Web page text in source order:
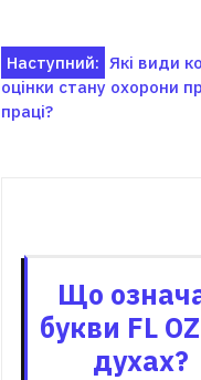
Навігація
записів
Наступний: Які види
оцінки стану охорони
праці?
Що
букви FL
духах?